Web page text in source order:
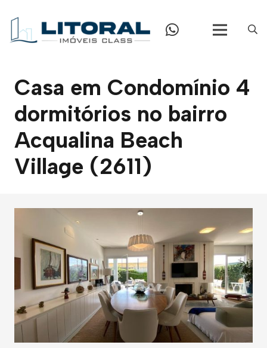
Casa em Condomínio 4
dormitórios no bairro
Acqualina Beach
Village (2611)